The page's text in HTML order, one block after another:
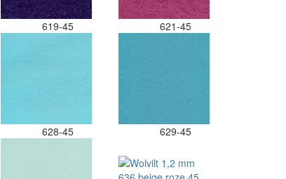
619-45 621-45
628-45 629-45